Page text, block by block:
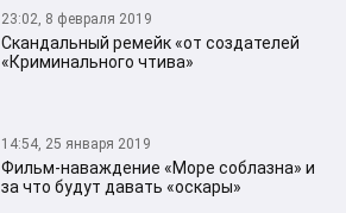
23:02, 8 февраля 2019
Скандальный ремейк «от создателей
«Криминального чтива»
14:54, 25 января 2019
Фильм-наваждение «Море соблазна» и
за что будут давать «оскары»